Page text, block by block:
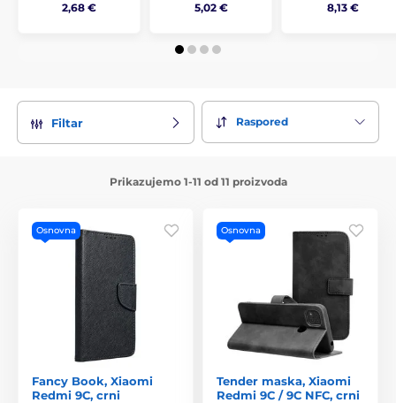
2,68 €
5,02 € 8,13 €
Filtar Raspored
Prikazujemo 1-11 od 11 proizvoda
Osnovna
Fancy Book, Xiaomi
Redmi 9C, crni
Osnovna
Tender maska, Xiaomi
Redmi 9C / 9C NFC, crni